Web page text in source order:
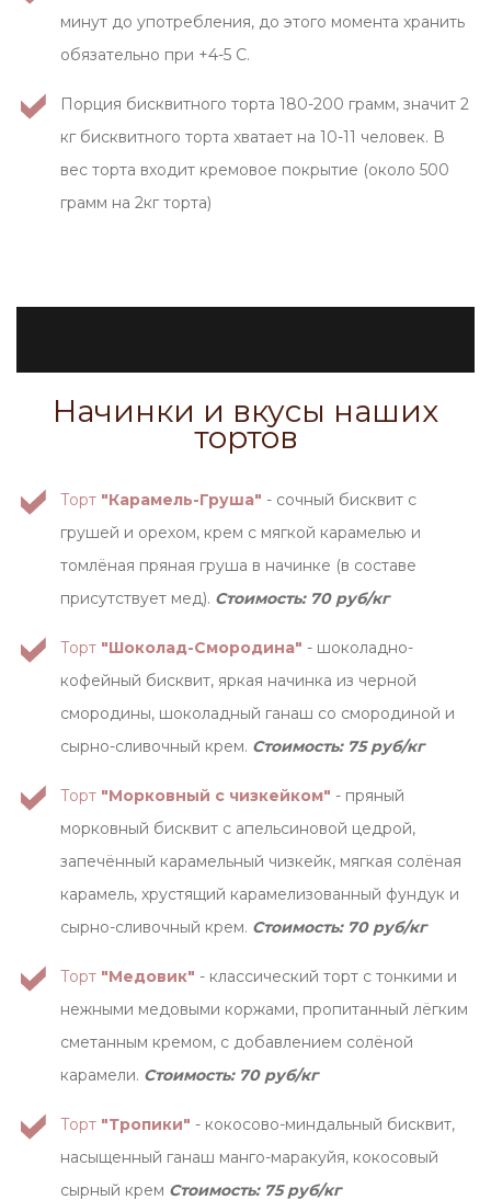
минут до употребления, до этого момента хранить
обязательно при +4-5 С.
Порция бисквитного торта 180-200 грамм, значит 2
кг бисквитного торта хватает на 10-11 человек. В
вес торта входит кремовое покрытие (около 500
грамм на 2кг торта)
Начинки и вкусы наших
тортов
Торт "Карамель-Груша" - сочный бисквит с
грушей и орехом, крем с мягкой карамелью и
томлёная пряная груша в начинке (в составе
присутствует мед). Стоимость: 70 руб/кг
Торт "Шоколад-Смородина" - шоколадно-
кофейный бисквит, яркая начинка из черной
смородины, шоколадный ганаш со смородиной и
сырно-сливочный крем. Стоимость: 75 руб/кг
Торт "Морковный с чизкейком" - пряный
морковный бисквит с апельсиновой цедрой,
запечённый карамельный чизкейк, мягкая солёная
карамель, хрустящий карамелизованный фундук и
сырно-сливочный крем. Стоимость: 70 руб/кг
Торт "Медовик" - классический торт с тонкими и
нежными медовыми коржами, пропитанный лёгким
сметанным кремом, с добавлением солёной
карамели. Стоимость: 70 руб/кг
Торт "Тропики" - кокосово-миндальный бисквит,
насыщенный ганаш манго-маракуйя, кокосовый
сырный крем Стоимость: 75 руб/кг